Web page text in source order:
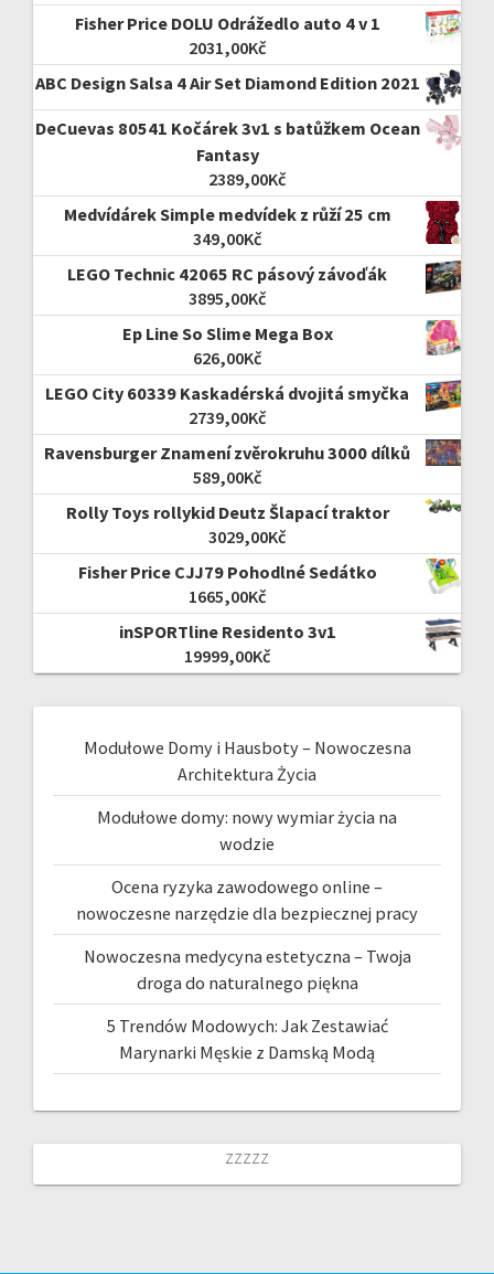
Fisher Price DOLU Odrážedlo auto 4 v 1
2031,00Kč
ABC Design Salsa 4 Air Set Diamond Edition 2021
DeCuevas 80541 Kočárek 3v1 s batůžkem Ocean
Fantasy
2389,00Kč
Medvídárek Simple medvídek z růží 25 cm
349,00Kč
LEGO Technic 42065 RC pásový závoďák
3895,00Kč
Ep Line So Slime Mega Box
626,00Kč
LEGO City 60339 Kaskadérská dvojitá smyčka
2739,00Kč
Ravensburger Znamení zvěrokruhu 3000 dílků
589,00Kč
Rolly Toys rollykid Deutz Šlapací traktor
3029,00Kč
Fisher Price CJJ79 Pohodlné Sedátko
1665,00Kč
inSPORTline Residento 3v1
19999,00Kč
Modułowe Domy i Hausboty – Nowoczesna
Architektura Życia
Modułowe domy: nowy wymiar życia na
wodzie
Ocena ryzyka zawodowego online –
nowoczesne narzędzie dla bezpiecznej pracy
Nowoczesna medycyna estetyczna – Twoja
droga do naturalnego piękna
5 Trendów Modowych: Jak Zestawiać
Marynarki Męskie z Damską Modą
zzzzz